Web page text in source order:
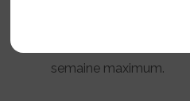
semaine maximum.